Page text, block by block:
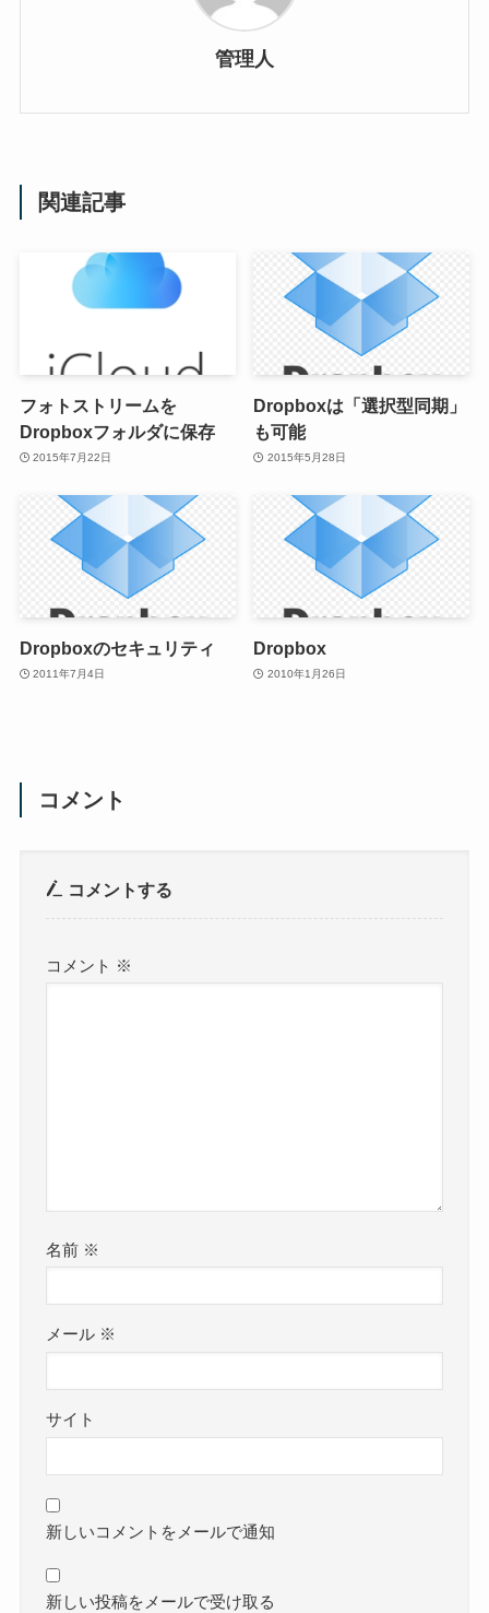
管理人
関連記事
フォトストリームを
Dropboxフォルダに保存
2015年7月22日
Dropboxは「選択型同期」
も可能
2015年5月28日
Dropboxのセキュリティ
2011年7月4日
Dropbox
2010年1月26日
コメント
コメントする
コメント ※
名前 ※
メール ※
サイト
新しいコメントをメールで通知
新しい投稿をメールで受け取る